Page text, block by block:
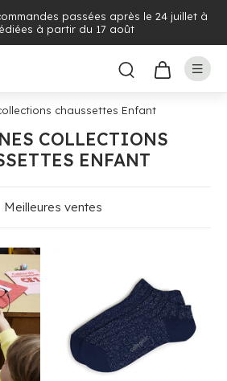
passées après le 24 juillet à
à partir du 17 août
chaussettes Enfant
COLLECTIONS
ENFANT